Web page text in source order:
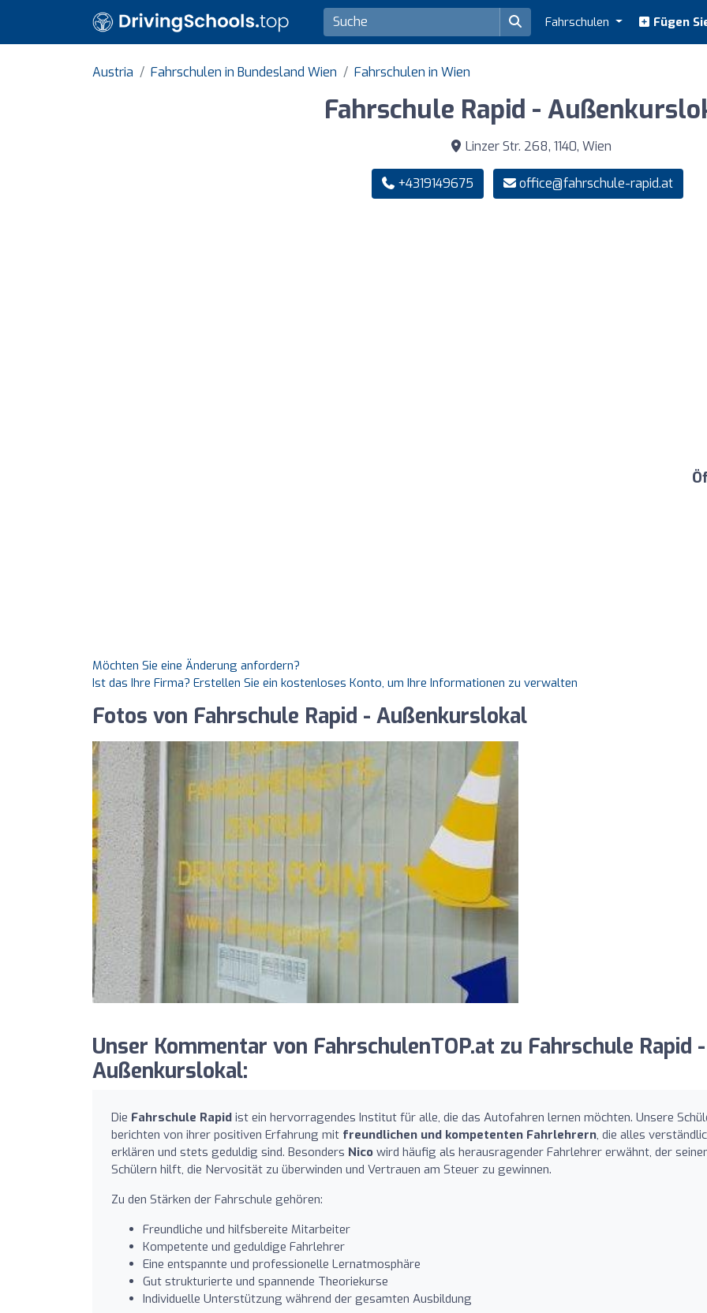
Fahrschulen Fügen
Austria Fahrschulen in Bundesland Wien Fahrschulen in Wien
Fahrschule Rapid -
Linzer Str. 268, 1140, Wien
+4319149675 office@fahrschule-rapid.at
Möchten Sie eine Änderung anfordern?
Ist das Ihre Firma? Erstellen Sie ein kostenloses Konto, um Ihre Informationen zu verwalten
Fotos von Fahrschule Rapid - Außenkurslokal
Unser Kommentar von FahrschulenTOP.at zu Fahrschule Rapid -
Außenkurslokal:
Die Fahrschule Rapid ist ein hervorragendes Institut für alle, die das Autofahren lernen möchten. Unsere
berichten von ihrer positiven Erfahrung mit freundlichen und kompetenten Fahrlehrern, die alles
erklären und stets geduldig sind. Besonders Nico wird häufig als herausragender Fahrlehrer erwähnt, der
Schülern hilft, die Nervosität zu überwinden und Vertrauen am Steuer zu gewinnen.
Zu den Stärken der Fahrschule gehören:
Freundliche und hilfsbereite Mitarbeiter
Kompetente und geduldige Fahrlehrer
Eine entspannte und professionelle Lernatmosphäre
Gut strukturierte und spannende Theoriekurse
Individuelle Unterstützung während der gesamten Ausbildung